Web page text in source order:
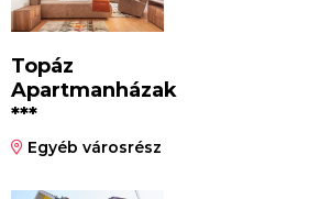
Topáz
Apartmanházak
***
Egyéb városrész